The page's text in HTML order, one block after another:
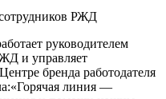
РЖД
руководителем
и управляет
бренда работодателя
линия —